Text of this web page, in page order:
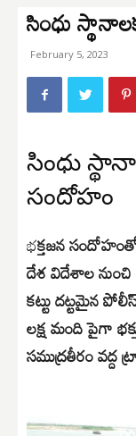
సింధు
February 5, 2023
సింధు
సందోహం
భక్తజన
దేశ విదేశాల నుంచి
కట్టు దట్టమైన
లక్ష మంది పైగా
సముద్రతీరం